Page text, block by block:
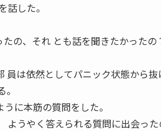
した。
たの、それ とも話を聞きたかった
は依然としてパニック状態から抜
に本筋の質問をした。
ようやく答えられる質問に出会っ